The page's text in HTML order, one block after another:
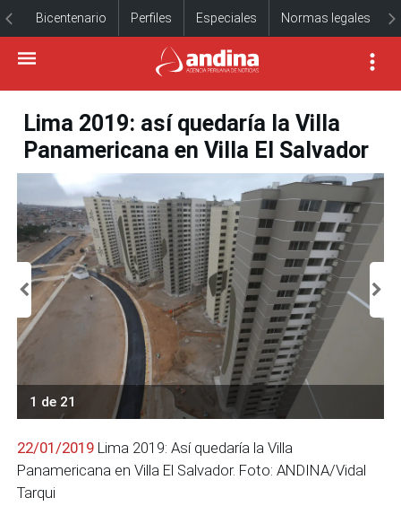
Bicentenario Perfiles Especiales Normas legales
Lima 2019: así quedaría la Villa
Panamericana en Villa El Salvador
1 de 21
22/01/2019 Lima 2019: Así quedaría la Villa
Panamericana en Villa El Salvador. Foto: ANDINA/Vidal
Tarqui